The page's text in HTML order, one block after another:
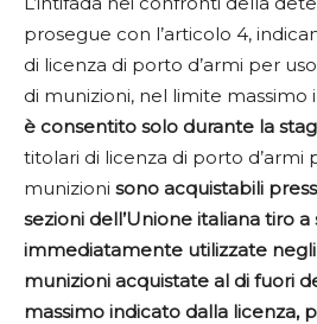
prosegue con l’articolo 4,
di licenza di porto d’armi per
di munizioni, nel limite massimo
è consentito solo durante la
titolari di licenza di porto d’armi
munizioni sono acquistabili
sezioni dell’Unione italiana tiro
immediatamente utilizzate negli
munizioni acquistate al di fuori
massimo indicato dalla licenza,